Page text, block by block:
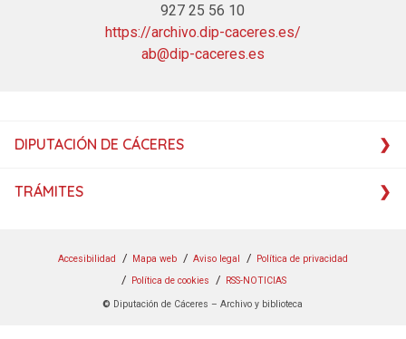
927 25 56 10
https://archivo.dip-caceres.es/
ab@dip-caceres.es
DIPUTACIÓN DE CÁCERES
TRÁMITES
Accesibilidad Mapa web Aviso legal
Política de privacidad
Política de cookies
RSS-NOTICIAS
© Diputación de Cáceres – Archivo y biblioteca